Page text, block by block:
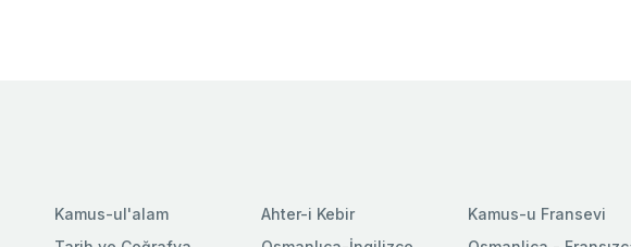
Kamus-ul'alam
Ahter-i Kebir
Kamus-u Fransevi